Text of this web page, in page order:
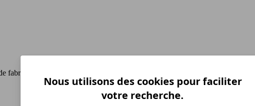
fabrication Z-A Ø
Nous utilisons des cookies pour faciliter
votre recherche.